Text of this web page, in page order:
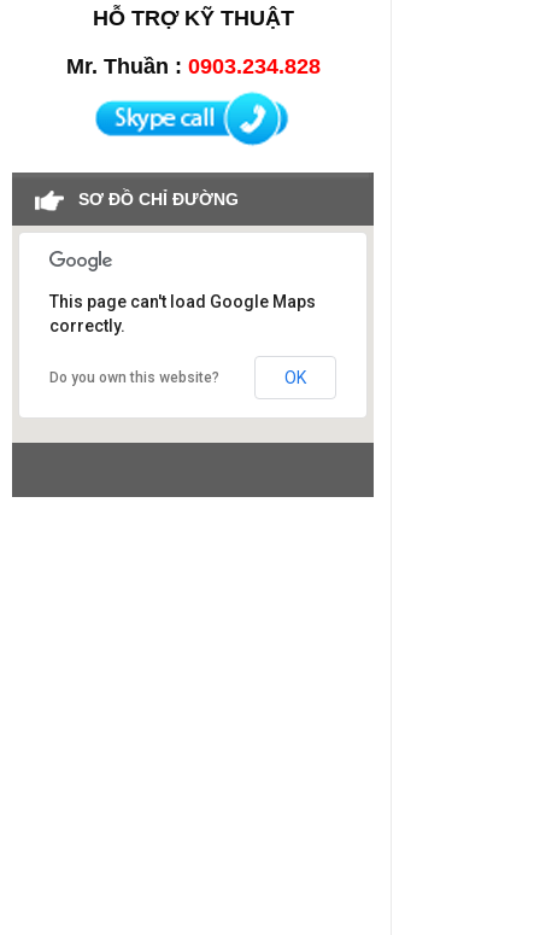
HỖ TRỢ KỸ THUẬT
Mr. Thuần : 0903.234.828
SƠ ĐỒ CHỈ ĐƯỜNG
Công ty SAO VIỆT
This page can't load Google Maps
correctly.
Do you own this website? OK